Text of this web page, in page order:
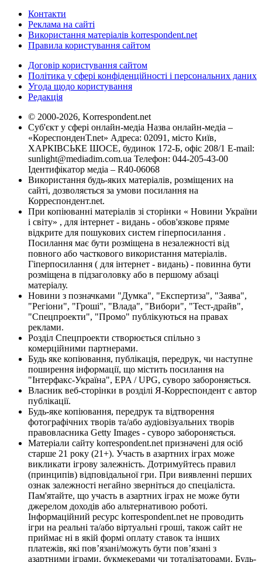
Контакти
Реклама на сайті
Використання матеріалів korrespondent.net
Правила користування сайтом
Договір користування сайтом
Політика у сфері конфіденційності і персональних даних
Угода щодо користування
Редакція
© 2000-2026, Korrespondent.net
Суб'єкт у сфері онлайн-медіа Назва онлайн-медіа –
«КореспонденТ.net» Адреса: 02091, місто Київ,
ХАРКІВСЬКЕ ШОСЕ, будинок 172-Б, офіс 208/1 E-mail:
sunlight@mediadim.com.ua Телефон: 044-205-43-00
Ідентифікатор медіа – R40-06068
Використання будь-яких матеріалів, розміщених на
сайті, дозволяється за умови посилання на
Корреспондент.net.
При копіюванні матеріалів зі сторінки « Новини України
і світу» , для інтернет - видань - обов'язкове пряме
відкрите для пошукових систем гіперпосилання .
Посилання має бути розміщена в незалежності від
повного або часткового використання матеріалів.
Гіперпосилання ( для інтернет - видань) - повинна бути
розміщена в підзаголовку або в першому абзаці
матеріалу.
Новини з позначками "Думка", "Експертиза", "Заява",
"Регіони", "Гроші", "Влада", "Вибори", "Тест-драйв",
"Спецпроекти", "Промо" публікуються на правах
реклами.
Розділ Спецпроекти створюється спільно з
комерційними партнерами.
Будь яке копіювання, публікація, передрук, чи наступне
поширення інформації, що містить посилання на
"Інтерфакс-Україна", EPA / UPG, суворо забороняється.
Власник веб-сторінки в розділі Я-Корреспондент є автор
публікації.
Будь-яке копіювання, передрук та відтворення
фотографічних творів та/або аудіовізуальних творів
правовласника Getty Images - суворо забороняється.
Матеріали сайту korrespondent.net призначені для осіб
старше 21 року (21+). Участь в азартних іграх може
викликати ігрову залежність. Дотримуйтесь правил
(принципів) відповідальної гри. При виявленні перших
ознак залежності негайно зверніться до спеціаліста.
Пам'ятайте, що участь в азартних іграх не може бути
джерелом доходів або альтернативою роботі.
Інформаційний ресурс korrespondent.net не проводить
ігри на реальні та/або віртуальні гроші, також сайт не
приймає ні в якій формі оплату ставок та інших
платежів, які пов’язані/можуть бути пов’язані з
азартними іграми, букмекерами чи тоталізаторами. Будь-